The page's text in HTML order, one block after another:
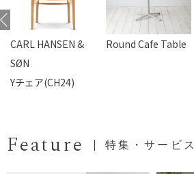
CARL HANSEN &
SØN
Yチェア(CH24)
Round Cafe Table
Feature 特集・サービス